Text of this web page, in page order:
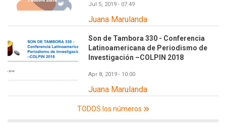
Jul 5, 2019 - 07:49
Juana Marulanda
Son de Tambora 330 - Conferencia
Latinoamericana de Periodismo de
Investigación –COLPIN 2018
Apr 8, 2019 - 10:00
Juana Marulanda
TODOS los números